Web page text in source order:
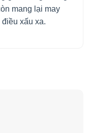
mang lại may
xấu xa.